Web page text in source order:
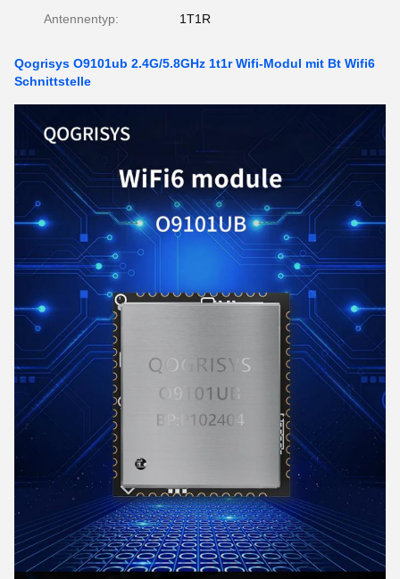
Antennentyp: 1T1R
Qogrisys O9101ub 2.4G/5.8GHz 1t1r Wifi-Modul mit Bt Wifi6
Schnittstelle